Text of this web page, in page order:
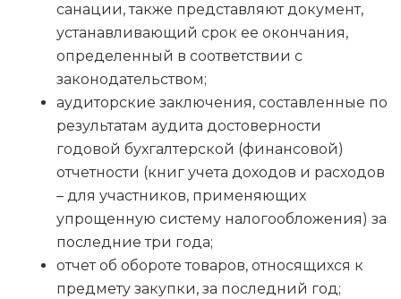
санации, также представляют документ,
устанавливающий срок ее окончания,
определенный в соответствии с
законодательством;
аудиторские заключения, составленные по
результатам аудита достоверности
годовой бухгалтерской (финансовой)
отчетности (книг учета доходов и расходов
– для участников, применяющих
упрощенную систему налогообложения) за
последние три года;
отчет об обороте товаров, относящихся к
предмету закупки, за последний год;